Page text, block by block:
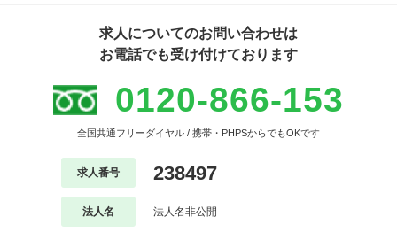
求人についてのお問い合わせは
お電話でも受け付けております
0120-866-153
全国共通フリーダイヤル / 携帯・PHPSからでもOKです
求人番号 238497
法人名 法人名非公開